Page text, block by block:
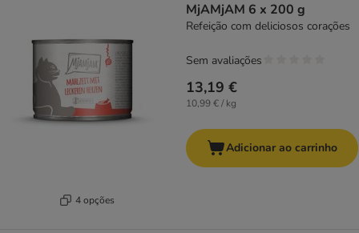
4 opções
MjAMjAM 6 x 200 g
Refeição com deliciosos corações
13,19 €
10,99 € / kg
Sem avaliações
Adicionar ao carrinho